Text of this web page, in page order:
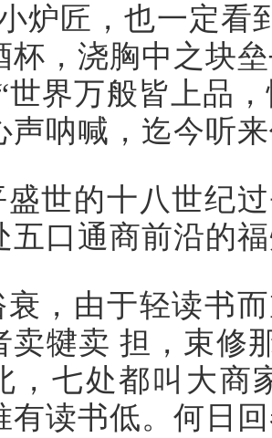
炉匠，也一定看
杯，浇胸中之块
界万般皆上品
声呐喊，迄今听
盛世的十八世纪
五口通商前沿的
衰，由于轻读书
卖犍卖 担，束修
，七处都叫大商
有读书低。何日